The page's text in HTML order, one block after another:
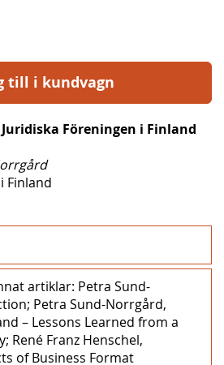
till i kundvagn
Föreningen i Finland
Finland
artiklar: Petra Sund-
Petra Sund-Norrgård,
– Lessons Learned from a
René Franz Henschel,
of Business Format